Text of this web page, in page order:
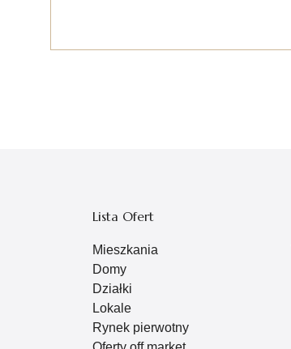
Lista Ofert
Mieszkania
Domy
Działki
Lokale
Rynek pierwotny